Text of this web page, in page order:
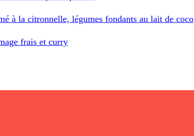
à la citronnelle, légumes fondants au lait de coco
frais et curry